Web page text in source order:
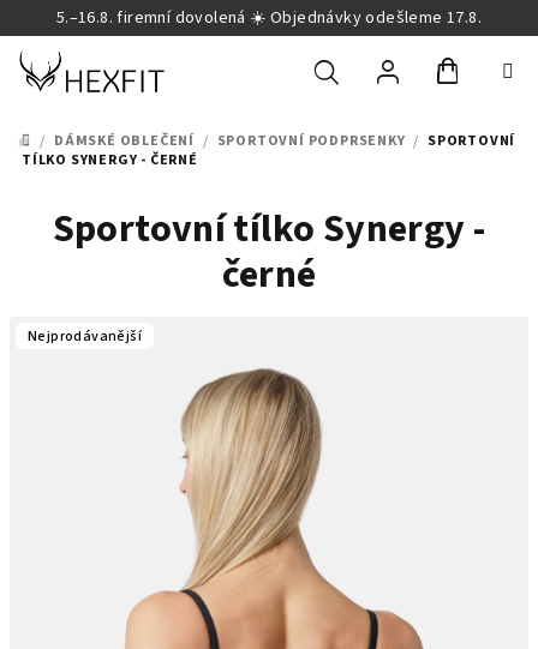
na
obsah
5.–16.8. firemní dovolená ☀️ Objednávky odešleme 17.8.
DOMŮ
/ DÁMSKÉ OBLEČENÍ / SPORTOVNÍ PODPRSENKY / SPORTOVNÍ
TÍLKO SYNERGY - ČERNÉ
Sportovní tílko Synergy -
černé
Nejprodávanější